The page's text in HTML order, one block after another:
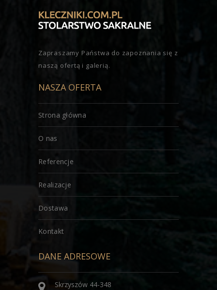
Zapraszamy Państwa do zapoznania się z
naszą ofertą i galerią.
NASZA OFERTA
Strona główna
O nas
Referencje
Realizacje
Dostawa
Kontakt
DANE ADRESOWE
Skrzyszów 44-348